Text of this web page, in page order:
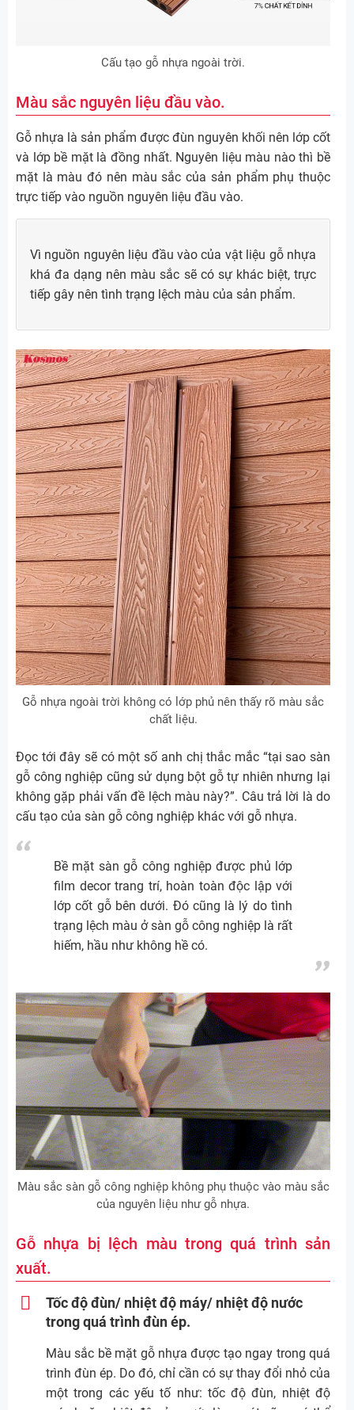
Cấu tạo gỗ nhựa ngoài trời.
Màu sắc nguyên liệu đầu vào.
Gỗ nhựa là sản phẩm được đùn nguyên khối nên lớp cốt
và lớp bề mặt là đồng nhất. Nguyên liệu màu nào thì bề
mặt là màu đó nên màu sắc của sản phẩm phụ thuộc
trực tiếp vào nguồn nguyên liệu đầu vào.
Vì nguồn nguyên liệu đầu vào của vật liệu gỗ nhựa
khá đa dạng nên màu sắc sẽ có sự khác biệt, trực
tiếp gây nên tình trạng lệch màu của sản phẩm.
Gỗ nhựa ngoài trời không có lớp phủ nên thấy rõ màu sắc
chất liệu.
Đọc tới đây sẽ có một số anh chị thắc mắc “tại sao sàn
gỗ công nghiệp cũng sử dụng bột gỗ tự nhiên nhưng lại
không gặp phải vấn đề lệch màu này?”. Câu trả lời là do
cấu tạo của sàn gỗ công nghiệp khác với gỗ nhựa.
Bề mặt sàn gỗ công nghiệp được phủ lớp
film decor trang trí, hoàn toàn độc lập với
lớp cốt gỗ bên dưới. Đó cũng là lý do tình
trạng lệch màu ở sàn gỗ công nghiệp là rất
hiếm, hầu như không hề có.
Màu sắc sàn gỗ công nghiệp không phụ thuộc vào màu sắc
của nguyên liệu như gỗ nhựa.
Gỗ nhựa bị lệch màu trong quá trình sản
xuất.
Tốc độ đùn/ nhiệt độ máy/ nhiệt độ nước
trong quá trình đùn ép.
Màu sắc bề mặt gỗ nhựa được tạo ngay trong quá
trình đùn ép. Do đó, chỉ cần có sự thay đổi nhỏ của
một trong các yếu tố như: tốc độ đùn, nhiệt độ